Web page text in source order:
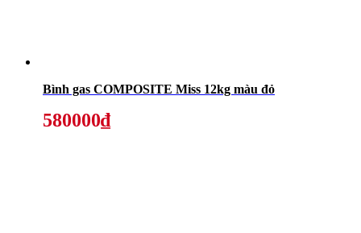
Bình gas COMPOSITE Miss 12kg màu đỏ
580000₫